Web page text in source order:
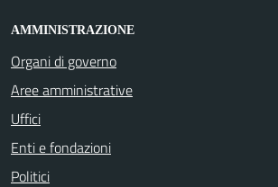
AMMINISTRAZIONE
Organi di governo
Aree amministrative
Uffici
Enti e fondazioni
Politici